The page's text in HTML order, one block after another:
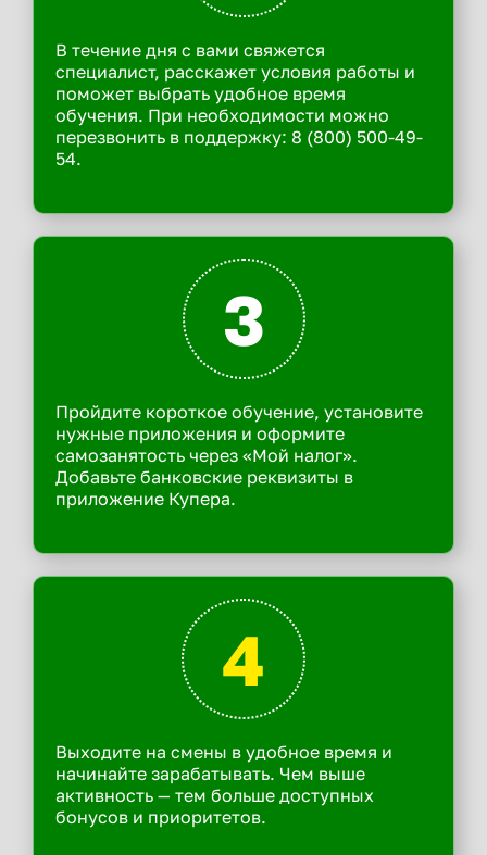
В течение дня с вами свяжется
специалист, расскажет условия работы и
поможет выбрать удобное время
обучения. При необходимости можно
перезвонить в поддержку: 8 (800) 500-49-
54.
3
Пройдите короткое обучение, установите
нужные приложения и оформите
самозанятость через «Мой налог».
Добавьте банковские реквизиты в
приложение Купера.
4
Выходите на смены в удобное время и
начинайте зарабатывать. Чем выше
активность — тем больше доступных
бонусов и приоритетов.